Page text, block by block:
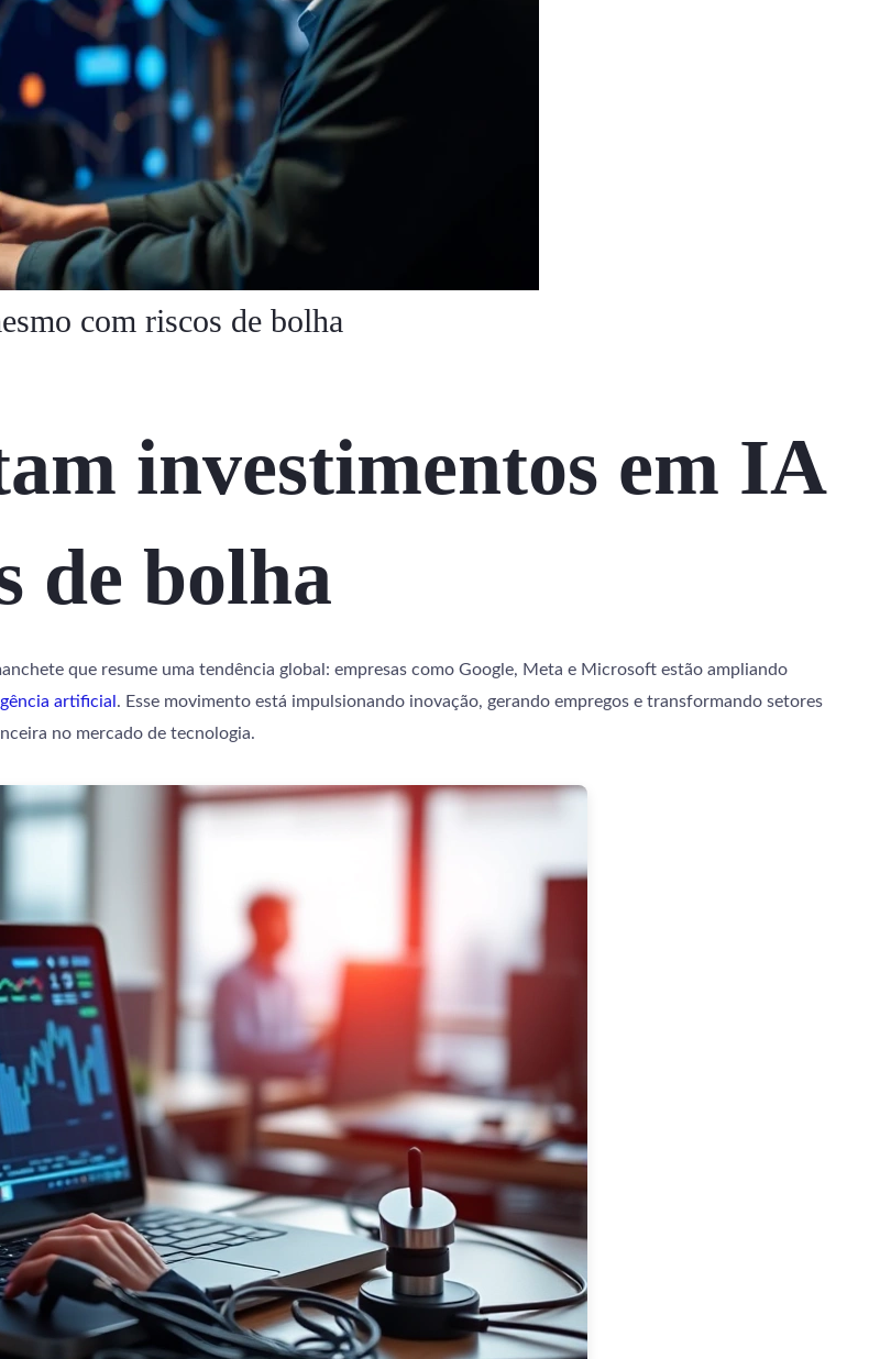
com riscos de bolha
investimentos em IA
de bolha
que resume uma tendência global: empresas como Google, Meta e Microsoft estão ampliando
artificial . Esse movimento está impulsionando inovação, gerando empregos e transformando setores
no mercado de tecnologia.